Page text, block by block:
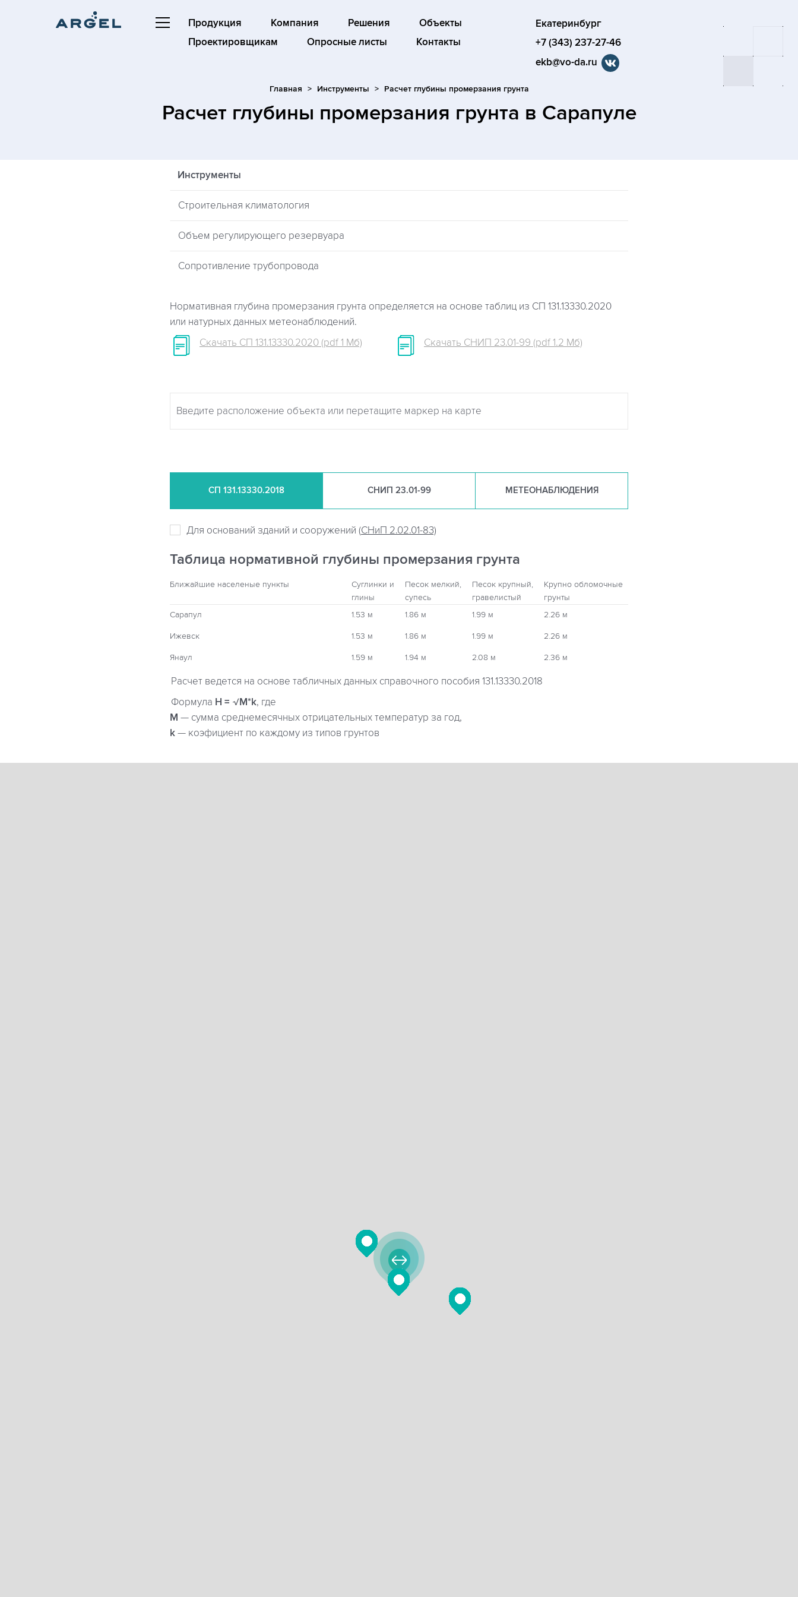
Продукция Компания Решения
Объекты
Проектировщикам
Опросные листы Контакты
Екатеринбург
+7 (343) 237-27-46
ekb@vo-da.ru
Главная Инструменты Расчет глубины промерзания грунта
Расчет глубины промерзания грунта в Сарапуле
Инструменты
Строительная климатология
Объем регулирующего резервуара
Сопротивление трубопровода
Нормативная глубина промерзания грунта определяется на основе таблиц из СП 131.13330.2020
или натурных данных метеонаблюдений.
Скачать СП 131.13330.2020 (pdf 1 Мб)
Скачать СНИП 23.01-99 (pdf 1.2 Мб)
СП 131.13330.2018 СНИП 23.01-99 МЕТЕОНАБЛЮДЕНИЯ
Для оснований зданий и сооружений (СНиП 2.02.01-83)
Таблица нормативной глубины промерзания грунта
Ближайшие населеные пункты
Суглинки и
глины
Песок мелкий,
супесь
Песок крупный,
гравелистый
Крупно обломочные
грунты
Сарапул
1.53 м 1.86 м 1.99 м 2.26 м
Ижевск 1.53 м 1.86 м 1.99 м 2.26 м
Янаул 1.59 м 1.94 м 2.08 м 2.36 м
Расчет ведется на основе табличных данных справочного пособия 131.13330.2018
Формула H = √M*k, где
М — сумма среднемесячных отрицательных температур за год,
k — коэфициент по каждому из типов грунтов